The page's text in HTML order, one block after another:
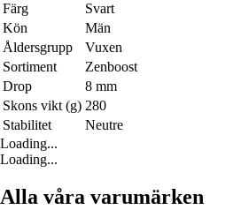
Färg
Svart
Kön
Män
Åldersgrupp
Vuxen
Sortiment
Zenboost
Drop
8 mm
Skons vikt (g) 280
Stabilitet
Neutre
Loading...
Loading...
Alla våra varumärken